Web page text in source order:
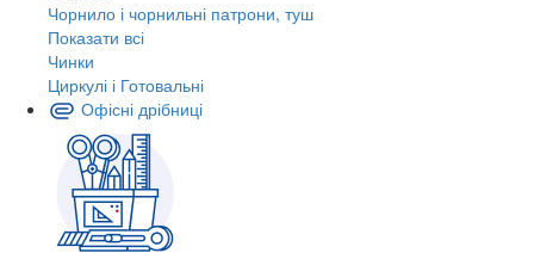
Чорнило і чорнильні патрони, туш
Показати всі
Чинки
Циркулі і Готовальні
Офісні дрібниці